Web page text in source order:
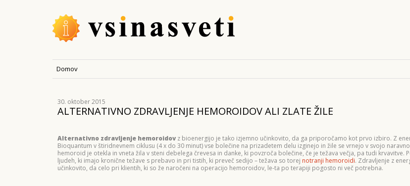
Domov
30. oktober 2015
ALTERNATIVNO ZDRAVLJENJE HEMOROIDOV ALI ZLATE ŽILE
Alternativno zdravljenje hemoroidov z bioenergijo je tako izjemno učinkovito, da ga priporočamo kot prvo izbiro. Z
Bioquantum v štiridnevnem ciklusu (4 x do 30 minut) vse bolečine na prizadetem delu izginejo in žile se vrnejo v svojo
hemoroid je otekla in vneta žila v steni debelega črevesa in danke, ki povzroča bolečine, če je težava večja, pa tudi krvavitve.
ljudeh, ki imajo kronične težave s prebavo in pri tistih, ki preveč sedijo – težava so torej notranji hemoroidi. Zdravljenje z
učinkovito, da celo pri klientih, ki so že naročeni na operacijo hemoroidov, le-ta po terapiji pogosto ni več potrebna.